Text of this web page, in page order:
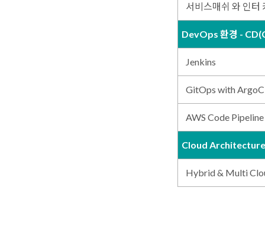
서비스매쉬 와 인터
DevOps 환경 -
Jenkins
GitOps with
AWS Code
Cloud Architecture
Hybrid & Multi